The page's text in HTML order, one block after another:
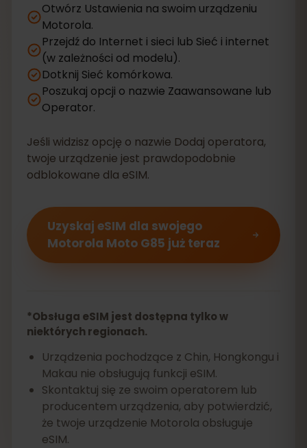
Otwórz Ustawienia na swoim urządzeniu
Motorola.
Przejdź do Internet i sieci lub Sieć i internet
(w zależności od modelu).
Dotknij Sieć komórkowa.
Poszukaj opcji o nazwie Zaawansowane lub
Operator.
Jeśli widzisz opcję o nazwie Dodaj operatora,
twoje urządzenie jest prawdopodobnie
odblokowane dla eSIM.
Uzyskaj eSIM dla swojego
Motorola Moto G85 już teraz
*Obsługa eSIM jest dostępna tylko w
niektórych regionach.
Urządzenia pochodzące z Chin, Hongkongu i
Makau nie obsługują funkcji eSIM.
Skontaktuj się ze swoim operatorem lub
producentem urządzenia, aby potwierdzić,
że twoje urządzenie Motorola obsługuje
eSIM.